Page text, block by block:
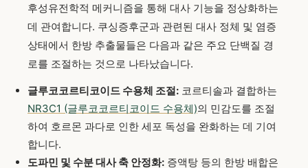
후성유전학적 메커니즘을 통해 대사 기능을 정상화하는
데 관여합니다. 쿠싱증후군과 관련된 대사 정체 및 염증
상태에서 한방 추출물들은 다음과 같은 주요 단백질 경
로를 조절하는 것으로 나타났습니다.
글루코코르티코이드 수용체 조절: 코르티솔과 결합하는
NR3C1 (글루코코르티코이드 수용체)의 민감도를 조절
하여 호르몬 과다로 인한 세포 독성을 완화하는 데 기여
합니다.
도파민 및 수분 대사 축 안정화: 증액탕 등의 한방 배합은